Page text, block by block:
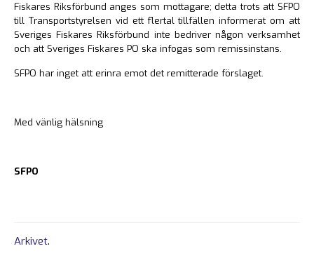
Fiskares Riksförbund anges som mottagare; detta trots att SFPO
till Transportstyrelsen vid ett flertal tillfällen informerat om att
Sveriges Fiskares Riksförbund inte bedriver någon verksamhet
och att Sveriges Fiskares PO ska infogas som remissinstans.
SFPO har inget att erinra emot det remitterade förslaget.
Med vänlig hälsning
SFPO
Arkivet.